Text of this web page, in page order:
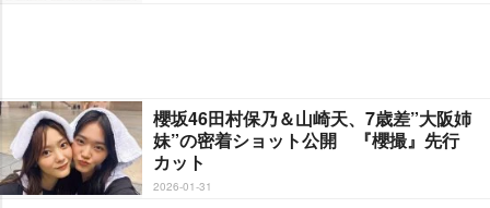
櫻坂46田村保乃＆山崎天、7歳差”大阪姉
妹”の密着ショット公開 『櫻撮』先行
カット
2026-01-31